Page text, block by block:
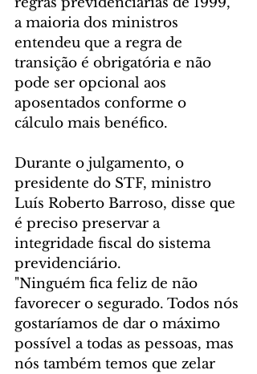
a maioria dos ministros
entendeu que a regra de
transição é obrigatória e não
pode ser opcional aos
aposentados conforme o
cálculo mais benéfico.
Durante o julgamento, o
presidente do STF, ministro
Luís Roberto Barroso, disse que
é preciso preservar a
integridade fiscal do sistema
previdenciário.
"Ninguém fica feliz de não
favorecer o segurado. Todos nós
gostaríamos de dar o máximo
possível a todas as pessoas, mas
nós também temos que zelar